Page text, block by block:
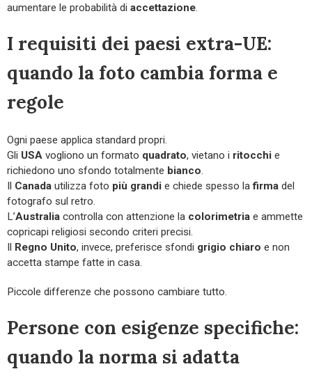
aumentare le probabilità di accettazione.
I requisiti dei paesi extra-UE:
quando la foto cambia forma e
regole
Ogni paese applica standard propri.
Gli USA vogliono un formato quadrato, vietano i ritocchi e
richiedono uno sfondo totalmente bianco.
Il Canada utilizza foto più grandi e chiede spesso lafirma del
fotografo sul retro.
L’Australia controlla con attenzione la colorimetria e ammette
copricapi religiosi secondo criteri precisi.
Il Regno Unito, invece, preferisce sfondi grigio chiaro e non
accetta stampe fatte in casa.
Piccole differenze che possono cambiare tutto.
Persone con esigenze specifiche:
quando la norma si adatta